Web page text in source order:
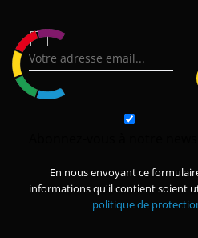
En nous envoyant ce
informations qu'il contient soient
politique de